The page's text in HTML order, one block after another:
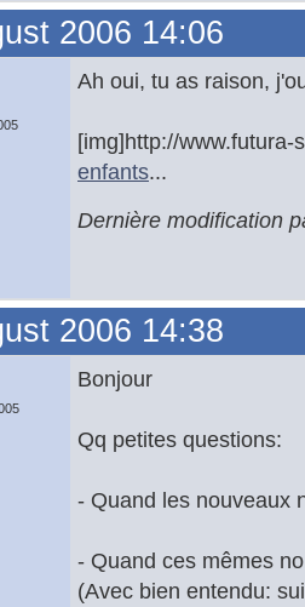
2006 14:06
Ah oui, tu as raison,
[img]http://
enfants...
Dernière modification
2006 14:38
Bonjour
Qq petites questions:
- Quand les nouveaux
- Quand ces mêmes
(Avec bien entendu: